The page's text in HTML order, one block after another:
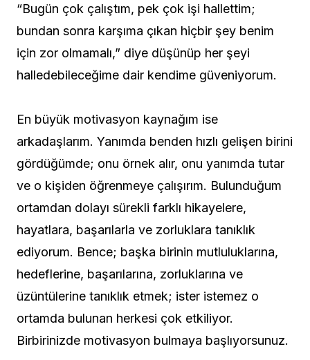
“Bugün çok çalıştım, pek çok işi hallettim;
bundan sonra karşıma çıkan hiçbir şey benim
için zor olmamalı,” diye düşünüp her şeyi
halledebileceğime dair kendime güveniyorum.
En büyük motivasyon kaynağım ise
arkadaşlarım. Yanımda benden hızlı gelişen birini
gördüğümde; onu örnek alır, onu yanımda tutar
ve o kişiden öğrenmeye çalışırım. Bulunduğum
ortamdan dolayı sürekli farklı hikayelere,
hayatlara, başarılarla ve zorluklara tanıklık
ediyorum. Bence; başka birinin mutluluklarına,
hedeflerine, başarılarına, zorluklarına ve
üzüntülerine tanıklık etmek; ister istemez o
ortamda bulunan herkesi çok etkiliyor.
Birbirinizde motivasyon bulmaya başlıyorsunuz.